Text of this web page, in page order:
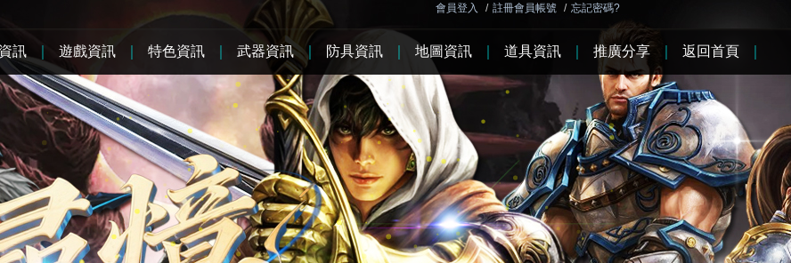
會員登入 / 註冊會員帳號 / 忘記密碼?